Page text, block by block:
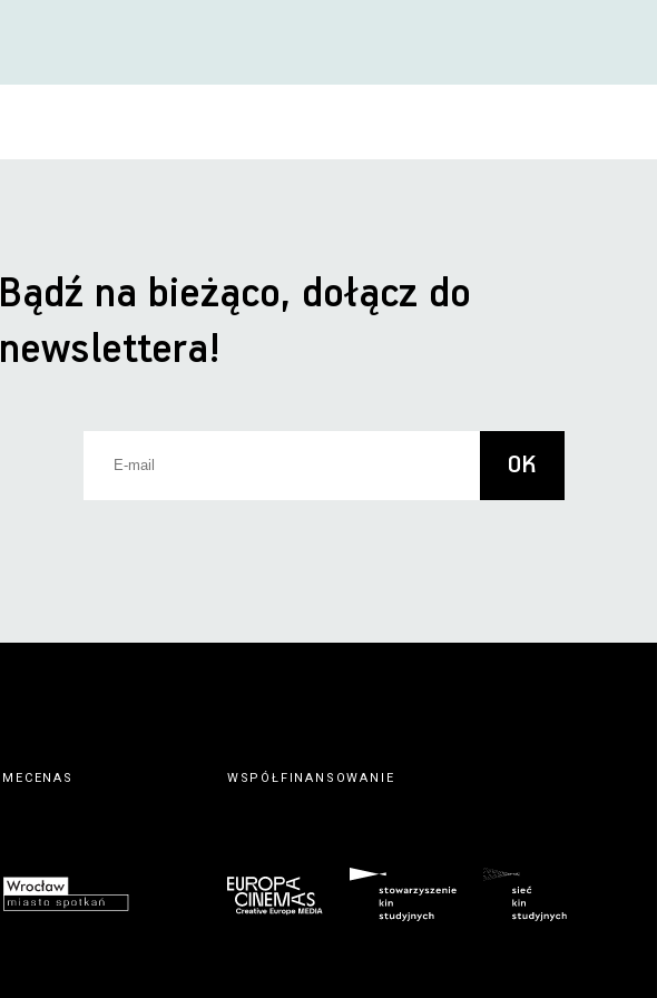
Bądź na bieżąco, dołącz do
newslettera!
MECENAS WSPÓŁFINANSOWANIE